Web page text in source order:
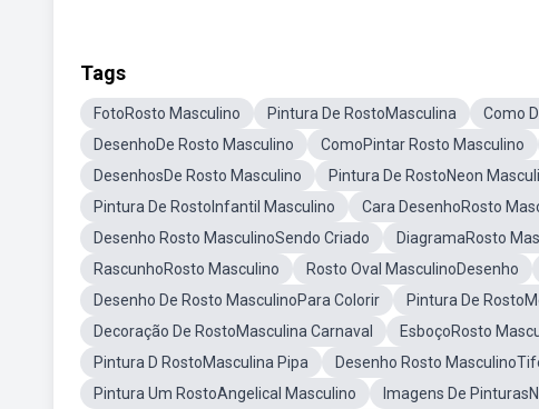
Tags
FotoRosto Masculino Pintura De RostoMasculina Como
DesenhoDe Rosto Masculino
ComoPintar Rosto Masculino
DesenhosDe Rosto Masculino
Pintura De RostoNeon
Pintura De RostoInfantil Masculino
Cara DesenhoRosto
Desenho Rosto MasculinoSendo Criado
DiagramaRosto
RascunhoRosto Masculino
Rosto Oval MasculinoDesenho
Desenho De Rosto MasculinoPara Colorir
Pintura De
Decoração De RostoMasculina Carnaval
EsboçoRosto
Pintura D RostoMasculina Pipa
Desenho Rosto
Pintura Um RostoAngelical Masculino
Imagens De